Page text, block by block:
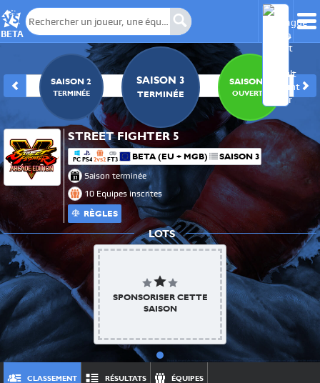
BETA
SAISON 2
TERMINÉE
SAISON 3
TERMINÉE
SAISON 4
OUVERTE
STREET FIGHTER 5
PC PS4 2VS2 FT3 BETA (EU + MGB)
SAISON 3
Saison terminée
10 Equipes inscrites
RÈGLES
LOTS
SPONSORISER CETTE
SAISON
CLASSEMENT RÉSULTATS ÉQUIPES